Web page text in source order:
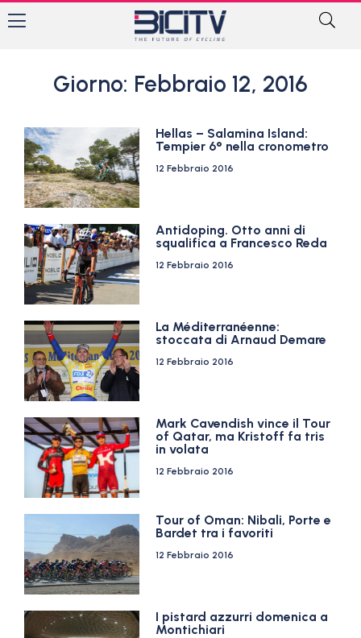
Giorno: Febbraio 12, 2016
Hellas – Salamina Island:
Tempier 6° nella cronometro
12 Febbraio 2016
Antidoping. Otto anni di
squalifica a Francesco Reda
12 Febbraio 2016
La Méditerranéenne:
stoccata di Arnaud Demare
12 Febbraio 2016
Mark Cavendish vince il Tour
of Qatar, ma Kristoff fa tris
in volata
12 Febbraio 2016
Tour of Oman: Nibali, Porte e
Bardet tra i favoriti
12 Febbraio 2016
I pistard azzurri domenica a
Montichiari